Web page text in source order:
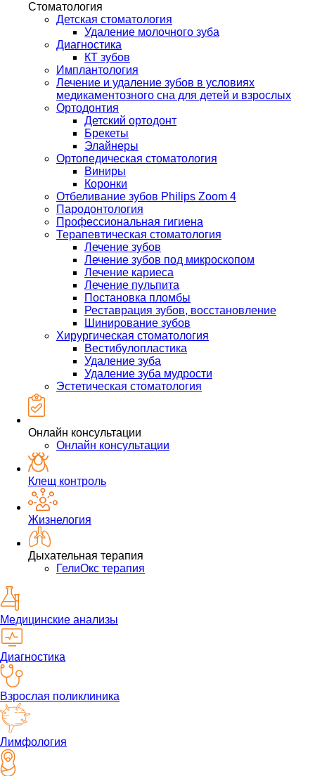
Стоматология
Детская стоматология
Удаление молочного зуба
Диагностика
КТ зубов
Имплантология
Лечение и удаление зубов в условиях
медикаментозного сна для детей и взрослых
Ортодонтия
Детский ортодонт
Брекеты
Элайнеры
Ортопедическая стоматология
Виниры
Коронки
Отбеливание зубов Philips Zoom 4
Пародонтология
Профессиональная гигиена
Терапевтическая стоматология
Лечение зубов
Лечение зубов под микроскопом
Лечение кариеса
Лечение пульпита
Постановка пломбы
Реставрация зубов, восстановление
Шинирование зубов
Хирургическая стоматология
Вестибулопластика
Удаление зуба
Удаление зуба мудрости
Эстетическая стоматология
Онлайн консультации
Онлайн консультации
Клещ контроль
Жизнелогия
Дыхательная терапия
ГелиОкс терапия
Медицинские анализы
Диагностика
Взрослая поликлиника
Лимфология